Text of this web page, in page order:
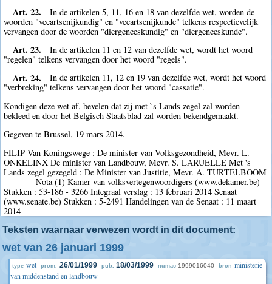
Art. 22.
In de artikelen 5, 11, 16 en 18 van dezelfde wet, worden de
woorden "veeartsenijkundig" en "veeartsenijkunde" telkens respectievelijk
vervangen door de woorden "diergeneeskundig" en "diergeneeskunde".
Art. 23.
In de artikelen 11 en 12 van dezelfde wet, wordt het woord
"regelen" telkens vervangen door het woord "regels".
Art. 24.
In de artikelen 11, 12 en 19 van dezelfde wet, wordt het woord
"verbreking" telkens vervangen door het woord "cassatie".
Kondigen deze wet af, bevelen dat zij met `s Lands zegel zal worden
bekleed en door het Belgisch Staatsblad zal worden bekendgemaakt.
Gegeven te Brussel, 19 mars 2014.
FILIP Van Koningswege : De minister van Volksgezondheid, Mevr. L.
ONKELINX De minister van Landbouw, Mevr. S. LARUELLE Met 's
Lands zegel gezegeld : De Minister van Justitie, Mevr. A. TURTELBOOM
_______ Nota (1) Kamer van volksvertegenwoordigers (www.dekamer.be)
Stukken : 53-186 - 3266 Integraal verslag : 13 februari 2014 Senaat
(www.senate.be) Stukken : 5-2491 Handelingen van de Senaat : 11 maart
2014
Teksten waarnaar verwezen wordt in dit document:
wet van 26 januari 1999
type wet prom. 26/01/1999 pub. 18/03/1999 numac 1999016040 bron ministerie
van middenstand en landbouw